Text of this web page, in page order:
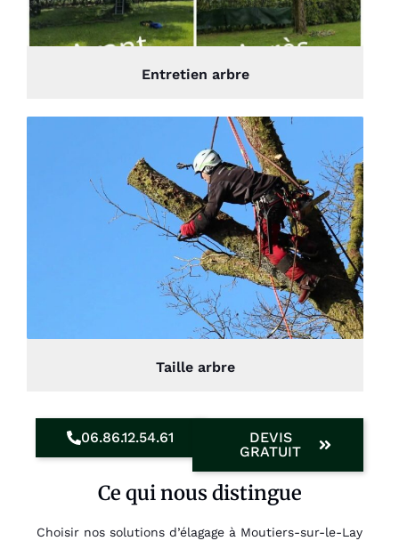
Entretien arbre
Taille arbre
06.86.12.54.61
DEVIS
GRATUIT
Ce qui nous distingue
Choisir nos solutions d’élagage à Moutiers-sur-le-Lay